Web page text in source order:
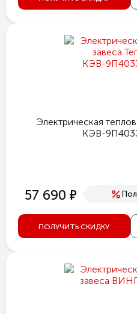
Электрическая
КЭВ-
57 690 е
ПОЛУЧИТЬ СКИДКУ